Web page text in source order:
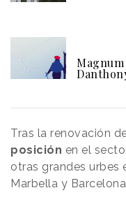
Tras la renovación
posición en el
otras grandes urbes
Marbella y